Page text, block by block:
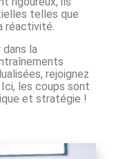
telles que
réactivité.
dans la
rejoignez
les coups sont
et stratégie !